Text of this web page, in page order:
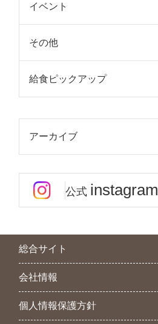
イベント
その他
給食ピックアップ
アーカイブ
公式 instagram
総合サイト
会社情報
個人情報保護方針